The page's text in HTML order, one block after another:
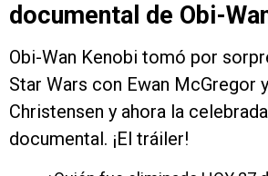
documental de Obi-
Obi-Wan Kenobi tomó por
Star Wars con Ewan McGregor
Christensen y ahora la
documental. ¡El tráiler!